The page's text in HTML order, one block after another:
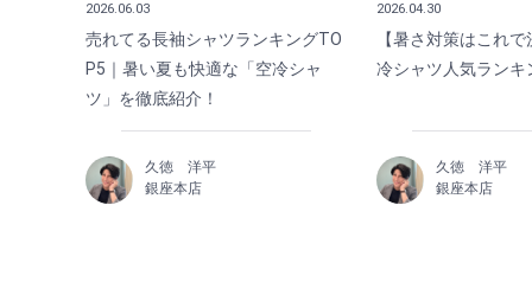
2026.06.03
売れてる長袖シャツランキングTO
P5｜暑い夏も快適な「空冷シャ
ツ」を徹底紹介！
久徳 洋平
銀座本店
2026.04.30
【暑さ対策はこれ
冷シャツ人気ランキ
久徳 洋平
銀座本店